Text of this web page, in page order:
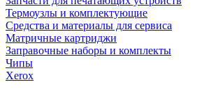
Термоузлы и комплектующие
Средства и материалы для сервиса
Матричные картриджи
Заправочные наборы и комплекты
Чипы
Xerox